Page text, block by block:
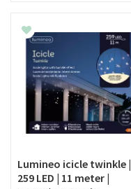
Lumineo icicle twinkle |
259 LED | 11 meter |